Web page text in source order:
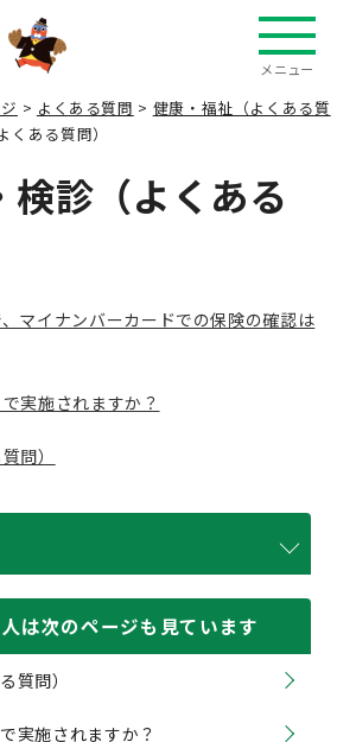
メニュー
> よくある質問 > 健康・福祉（よくある質
ある質問）
検診（よくある
マイナンバーカードでの保険の確認は
実施されますか？
問）
は次のページも見ています
質問）
実施されますか？